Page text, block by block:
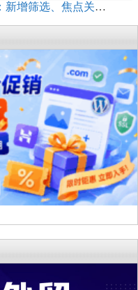
新增筛选、焦点关键